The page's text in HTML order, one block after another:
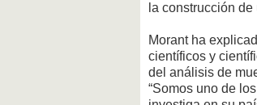
la construcción
Morant ha
científicos y
del análisis de
“Somos uno de